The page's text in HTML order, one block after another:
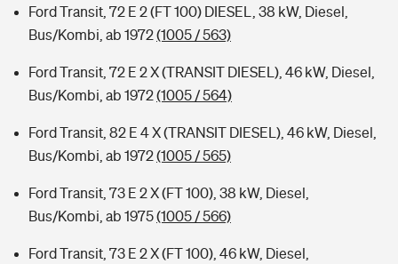
Ford Transit, 72 E 2 (FT 100) DIESEL, 38 kW, Diesel,
Bus/Kombi, ab 1972(1005 / 563)
Ford Transit, 72 E 2 X (TRANSIT DIESEL), 46 kW, Diesel,
Bus/Kombi, ab 1972(1005 / 564)
Ford Transit, 82 E 4 X (TRANSIT DIESEL), 46 kW, Diesel,
Bus/Kombi, ab 1972(1005 / 565)
Ford Transit, 73 E 2 X (FT 100), 38 kW, Diesel,
Bus/Kombi, ab 1975(1005 / 566)
Ford Transit, 73 E 2 X (FT 100), 46 kW, Diesel,